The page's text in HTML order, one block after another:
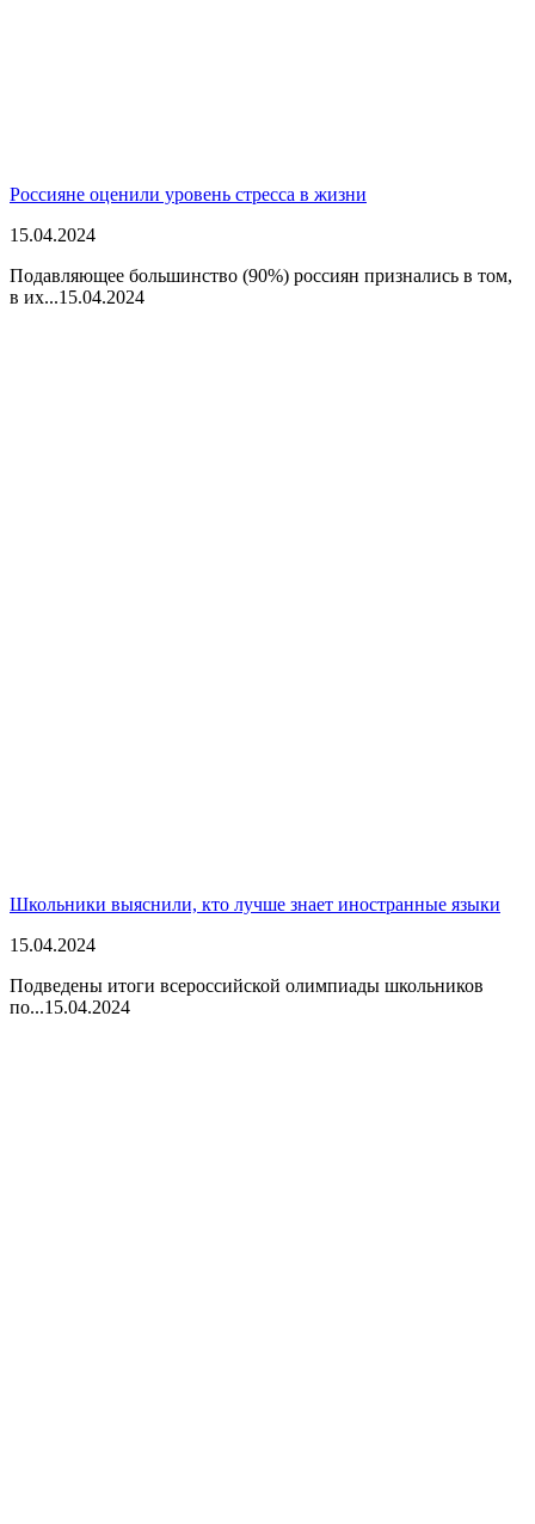
Россияне оценили уровень стресса в жизни
15.04.2024
Подавляющее большинство (90%) россиян признались в том,
в их...15.04.2024
Школьники выяснили, кто лучше знает иностранные языки
15.04.2024
Подведены итоги всероссийской олимпиады школьников
по...15.04.2024